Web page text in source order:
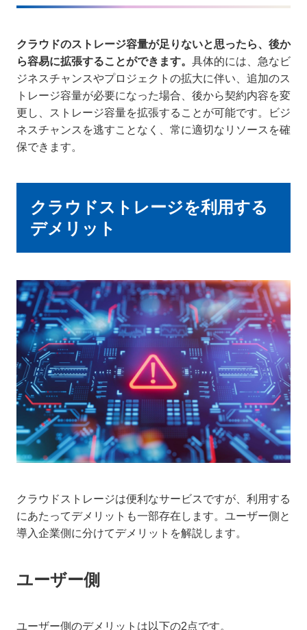
クラウドのストレージ容量が足りないと思ったら、後か
ら容易に拡張することができます。 具体的には、急なビ
ジネスチャンスやプロジェクトの拡大に伴い、追加のス
トレージ容量が必要になった場合、後から契約内容を変
更し、ストレージ容量を拡張することが可能です。ビジ
ネスチャンスを逃すことなく、常に適切なリソースを確
保できます。
クラウドストレージを利用する
デメリット
クラウドストレージは便利なサービスですが、利用する
にあたってデメリットも一部存在します。ユーザー側と
導入企業側に分けてデメリットを解説します。
ユーザー側
ユーザー側のデメリットは以下の2点です。